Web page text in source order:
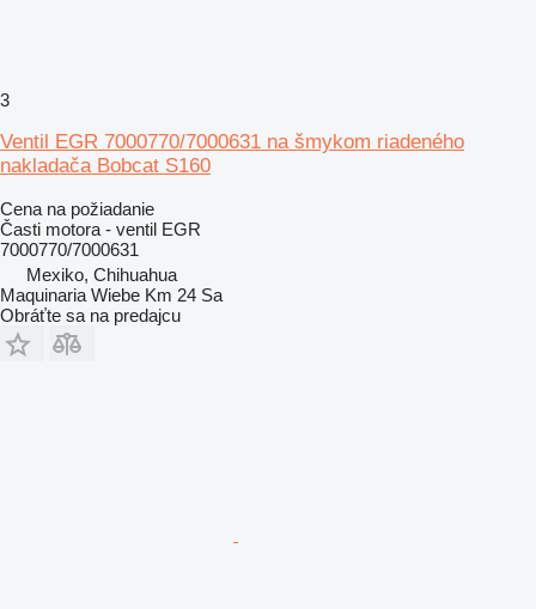
3
Ventil EGR 7000770/7000631 na šmykom riadeného
nakladača Bobcat S160
Cena na požiadanie
Časti motora - ventil EGR
7000770/7000631
Mexiko, Chihuahua
Maquinaria Wiebe Km 24 Sa
Obráťte sa na predajcu